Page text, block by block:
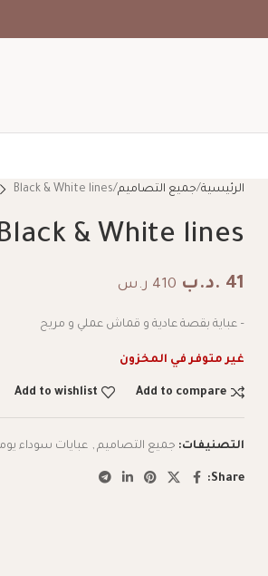
الرئيسية جميع التصاميم Black & White lines
& White lines
41 .د.ب 410 ر.س
– عباية بقصة عادية و قماش عملي و مريح
غير متوفر في المخزون
Add to compare
Add to wishlist
التصنيفات: جميع التصاميم , عبايات سوداء
Share: